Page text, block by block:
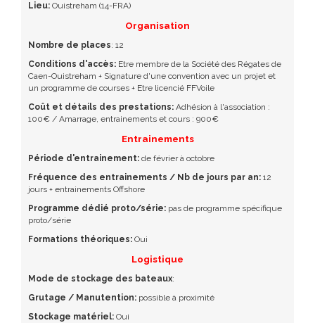
Lieu: Ouistreham (14-FRA)
Organisation
Nombre de places: 12
Conditions d'accès: Etre membre de la Société des Régates de
Caen-Ouistreham + Signature d'une convention avec un projet et
un programme de courses + Etre licencié FFVoile
Coût et détails des prestations: Adhésion à l'association :
100€ / Amarrage, entrainements et cours : 900€
Entrainements
Période d'entrainement: de février à octobre
Fréquence des entrainements / Nb de jours par an: 12
jours + entrainements Offshore
Programme dédié proto/série: pas de programme spécifique
proto/série
Formations théoriques: Oui
Logistique
Mode de stockage des bateaux:
Grutage / Manutention: possible à proximité
Stockage matériel: Oui